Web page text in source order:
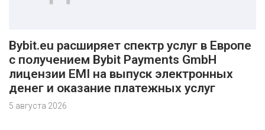
Bybit.eu расширяет спектр услуг в Европе
с получением Bybit Payments GmbH
лицензии EMI на выпуск электронных
денег и оказание платежных услуг
5 августа 2026